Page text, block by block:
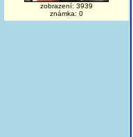
zobrazení: 3939
známka: 0